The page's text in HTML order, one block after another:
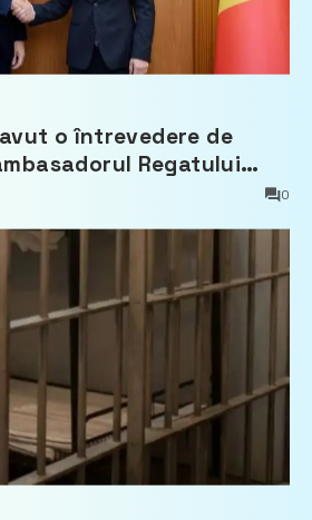
o întrevedere de
Regatului
Duijn
0